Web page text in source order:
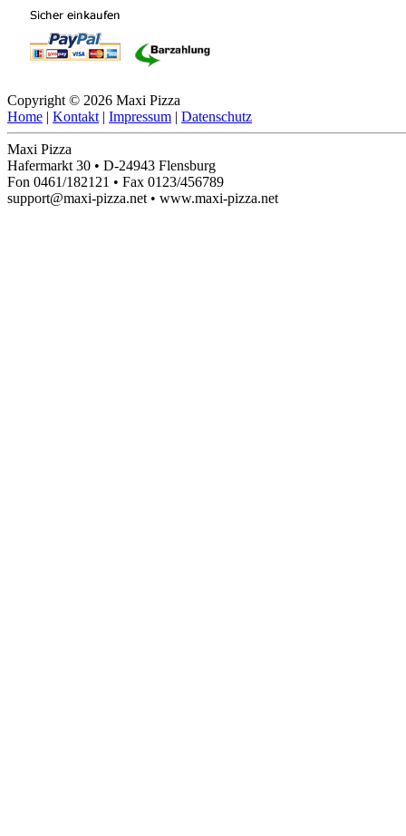
Copyright © 2026 Maxi Pizza
Home | Kontakt | Impressum | Datenschutz
Maxi Pizza
Hafermarkt 30 • D-24943 Flensburg
Fon 0461/182121 • Fax 0123/456789
support@maxi-pizza.net • www.maxi-pizza.net